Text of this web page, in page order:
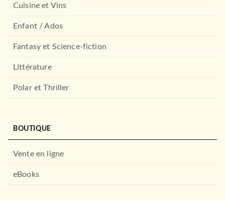
ROMANS ÉTRANGERS
AUDIOLIB
Cuisine et Vins
Enfant / Ados
Fantasy et Science-fiction
Littérature
Polar et Thriller
BOUTIQUE
Vente en ligne
eBooks